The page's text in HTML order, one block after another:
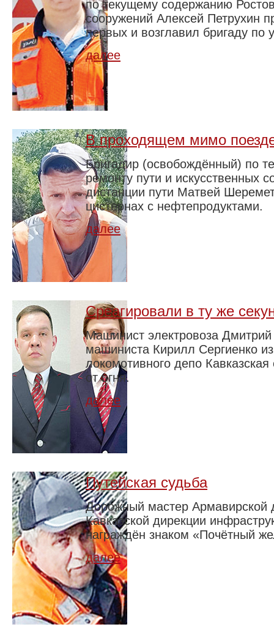
по текущему содержанию
сооружений Алексей Петрухин
первых и возглавил бригаду по
далее
В проходящем мимо
Бригадир (освобождённый) по
ремонту пути и искусственных
дистанции пути Матвей
цистернах с нефтепродуктами.
далее
Среагировали в ту же
Машинист электровоза
машиниста Кирилл Сергиенко из
локомотивного депо
от огня.
далее
Путейская судьба
Дорожный мастер Армавирской
Кавказской дирекции
награждён знаком «Почётный
далее